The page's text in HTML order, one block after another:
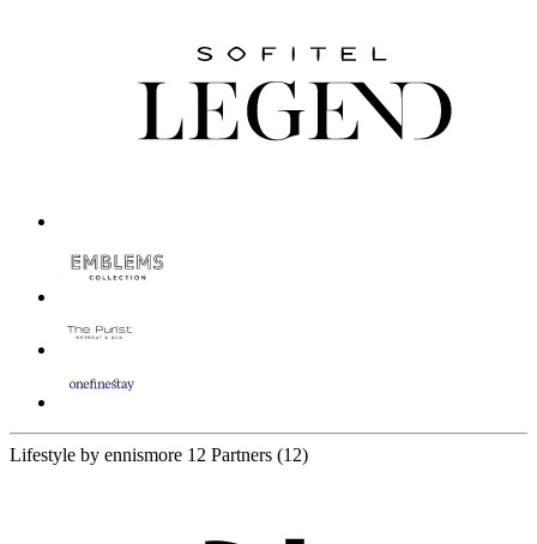
Lifestyle by ennismore 12 Partners (12)